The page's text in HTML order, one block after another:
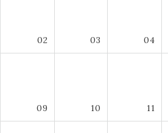
02 03 04
09 10 11